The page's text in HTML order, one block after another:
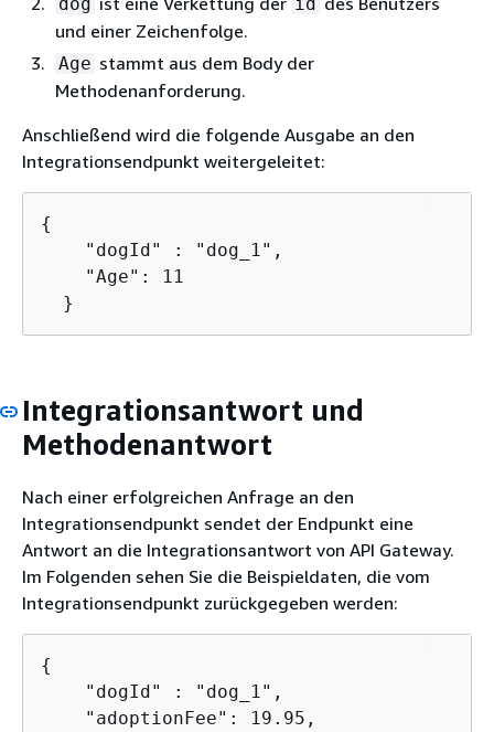
und einer Zeichenfolge.
Age stammt aus dem Body der
Methodenanforderung.
Anschließend wird die folgende Ausgabe an den
Integrationsendpunkt weitergeleitet:
{
    "dogId" : "dog_1",
    "Age": 11
  }
Integrationsantwort und
Methodenantwort
Nach einer erfolgreichen Anfrage an den
Integrationsendpunkt sendet der Endpunkt eine
Antwort an die Integrationsantwort von API Gateway.
Im Folgenden sehen Sie die Beispieldaten, die vom
Integrationsendpunkt zurückgegeben werden:
{
    "dogId" : "dog_1",
    "adoptionFee": 19.95,